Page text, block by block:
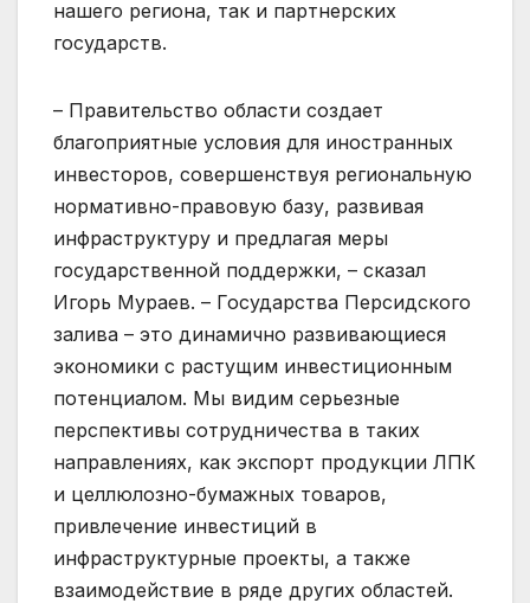
нашего региона, так и партнерских
государств.
– Правительство области создает
благоприятные условия для иностранных
инвесторов, совершенствуя региональную
нормативно-правовую базу, развивая
инфраструктуру и предлагая меры
государственной поддержки, – сказал
Игорь Мураев. – Государства Персидского
залива – это динамично развивающиеся
экономики с растущим инвестиционным
потенциалом. Мы видим серьезные
перспективы сотрудничества в таких
направлениях, как экспорт продукции ЛПК
и целлюлозно-бумажных товаров,
привлечение инвестиций в
инфраструктурные проекты, а также
взаимодействие в ряде других областей.